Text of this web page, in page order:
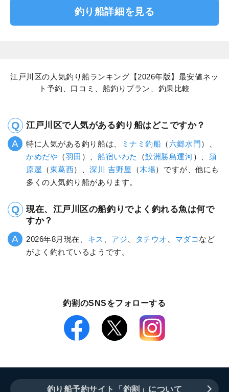
釣り船詳細を見る
江戸川区の人気釣り船ランキング【2026年版】最安値ネッ
ト予約、口コミ、船釣りプラン、釣果比較
江戸川区で人気がある釣り船はどこですか？
特に人気がある釣り船は、 ミナミ釣船 （ 六郷水門）、
かめだや （羽田 ）、 船宿いわた （鮫洲勝島運河）、 須
原屋 （東葛西）、深川 吉野屋 （木場）ですが、他にも
多くの人気釣り船があります。
現在、江戸川区の船釣りでよく釣れる魚は何で
すか？
2026年8月現在、 キス アジ タチウオ マダコ など
がよく釣れているようです。
釣割のSNSをフォローする
釣り船予約サイト「釣割」について